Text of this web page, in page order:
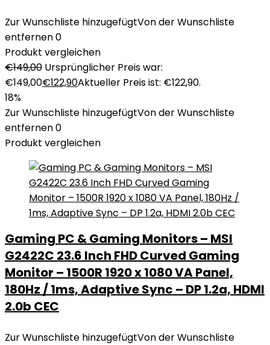
Zur Wunschliste hinzugefügtVon der Wunschliste
entfernen0
Produkt vergleichen
€149,00 Ursprünglicher Preis war:
€149,00€122,90Aktueller Preis ist: €122,90.
18%
Zur Wunschliste hinzugefügtVon der Wunschliste
entfernen0
Produkt vergleichen
Gaming PC & Gaming Monitors – MSI
G2422C 23.6 Inch FHD Curved Gaming
Monitor – 1500R 1920 x 1080 VA Panel,
180Hz / 1ms, Adaptive Sync – DP 1.2a, HDMI
2.0b CEC
Zur Wunschliste hinzugefügtVon der Wunschliste